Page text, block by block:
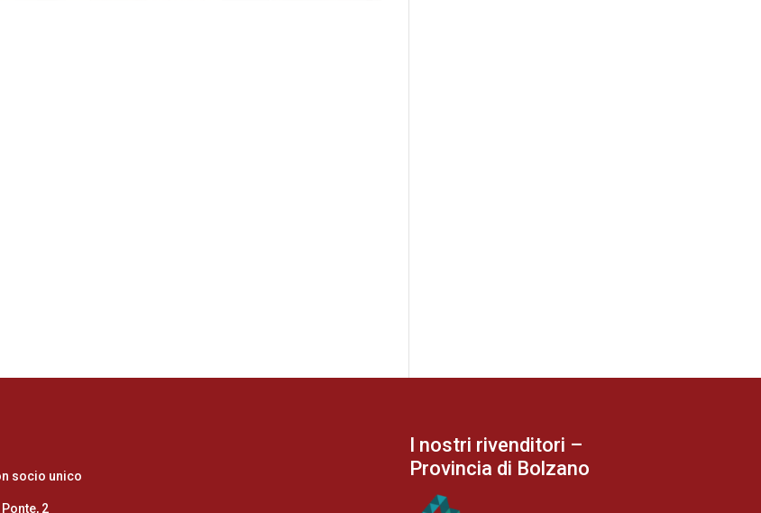
socio unico
2
I nostri rivenditori –
Provincia di Bolzano